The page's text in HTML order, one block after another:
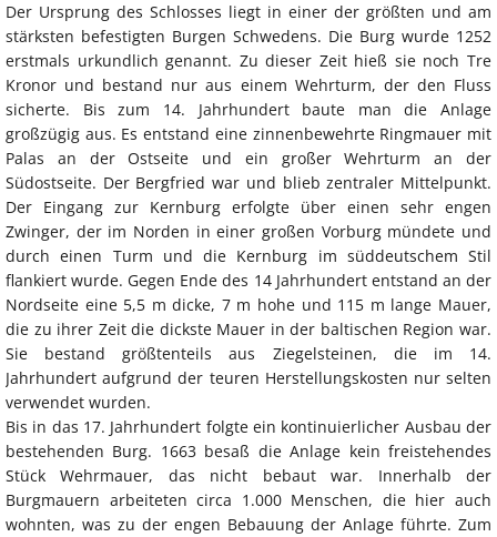
Der Ursprung des Schlosses liegt in einer der größten und am
stärksten befestigten Burgen Schwedens. Die Burg wurde 1252
erstmals urkundlich genannt. Zu dieser Zeit hieß sie noch Tre
Kronor und bestand nur aus einem Wehrturm, der den Fluss
sicherte. Bis zum 14. Jahrhundert baute man die Anlage
großzügig aus. Es entstand eine zinnenbewehrte Ringmauer mit
Palas an der Ostseite und ein großer Wehrturm an der
Südostseite. Der Bergfried war und blieb zentraler Mittelpunkt.
Der Eingang zur Kernburg erfolgte über einen sehr engen
Zwinger, der im Norden in einer großen Vorburg mündete und
durch einen Turm und die Kernburg im süddeutschem Stil
flankiert wurde. Gegen Ende des 14 Jahrhundert entstand an der
Nordseite eine 5,5 m dicke, 7 m hohe und 115 m lange Mauer,
die zu ihrer Zeit die dickste Mauer in der baltischen Region war.
Sie bestand größtenteils aus Ziegelsteinen, die im 14.
Jahrhundert aufgrund der teuren Herstellungskosten nur selten
verwendet wurden.
Bis in das 17. Jahrhundert folgte ein kontinuierlicher Ausbau der
bestehenden Burg. 1663 besaß die Anlage kein freistehendes
Stück Wehrmauer, das nicht bebaut war. Innerhalb der
Burgmauern arbeiteten circa 1.000 Menschen, die hier auch
wohnten, was zu der engen Bebauung der Anlage führte. Zum